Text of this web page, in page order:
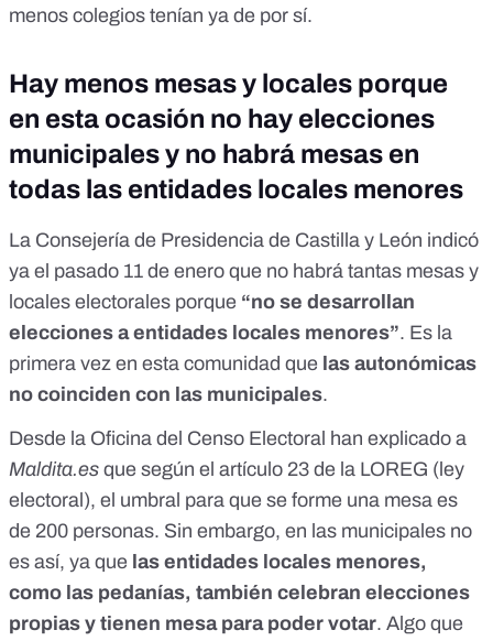
menos colegios tenían ya de por sí.
Hay menos mesas y locales porque
en esta ocasión no hay elecciones
municipales y no habrá mesas en
todas las entidades locales menores
La Consejería de Presidencia de Castilla y León indicó
ya el pasado 11 de enero que no habrá tantas mesas y
locales electorales porque “no se desarrollan
elecciones a entidades locales menores”. Es la
primera vez en esta comunidad que las autonómicas
no coinciden con las municipales.
Desde la Oficina del Censo Electoral han explicado a
Maldita.es que según el artículo 23 de la LOREG (ley
electoral), el umbral para que se forme una mesa es
de 200 personas. Sin embargo, en las municipales no
es así, ya que las entidades locales menores,
como las pedanías, también celebran elecciones
propias y tienen mesa para poder votar. Algo que